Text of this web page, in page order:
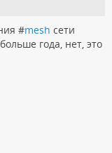
#mesh сети
года, нет, это